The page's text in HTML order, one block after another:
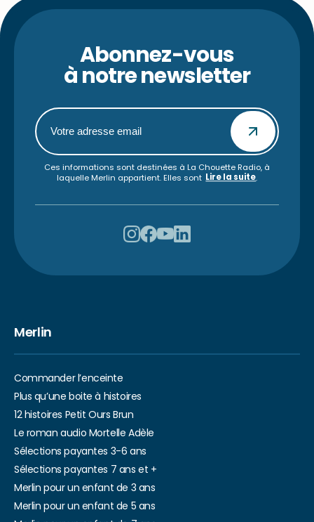
Abonnez-vous
à notre newsletter
Ces informations sont destinées à La Chouette Radio, à
laquelle Merlin appartient. Elles sont Lire la suite.
Merlin
Commander l’enceinte
Plus qu’une boite à histoires
12 histoires Petit Ours Brun
Le roman audio Mortelle Adèle
Sélections payantes 3-6 ans
Sélections payantes 7 ans et +
Merlin pour un enfant de 3 ans
Merlin pour un enfant de 5 ans